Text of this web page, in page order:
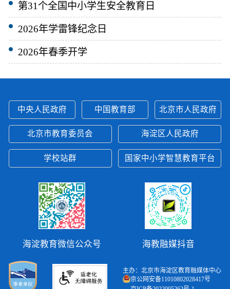
第31个全国中小学生安全教育日
2026年学雷锋纪念日
2026年春季开学
中央人民政府 中国教育部 北京市人民政府
北京市教育委员会 海淀区人民政府
学校站群 国家中小学智慧教育平台
海淀教育微信公众号 海教融媒抖音
主办：北京市海淀区教育融媒体中心
京公网安备11010802028417号